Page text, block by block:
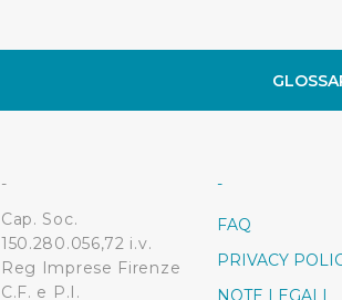
-
Cap. Soc.
150.280.056,72 i.v.
Reg Imprese Firenze
C.F. e P.I.
-
FAQ
PRIVACY
NOTE LEGALI